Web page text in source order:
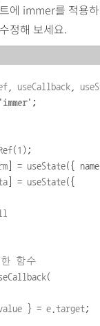
에 immer를 적용
정해 보세요.
useCallback
' immer' ;
( 1 );
] = useState({ name
] = useState({
함수
(
} = e .target;